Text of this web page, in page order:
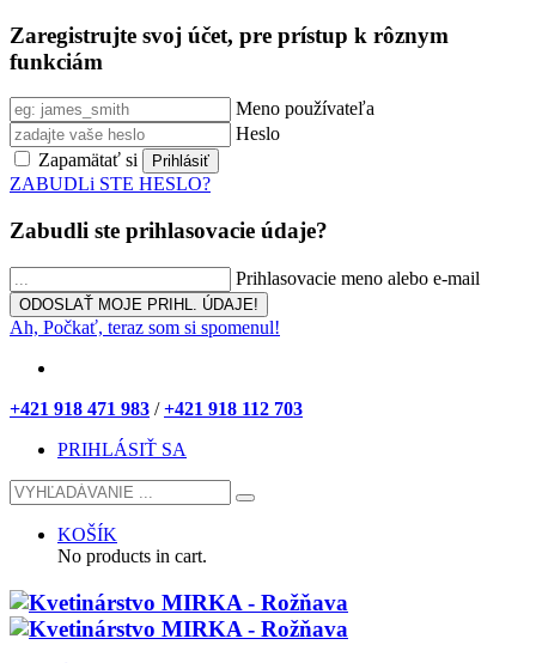
Zaregistrujte svoj účet, pre prístup k rôznym
funkciám
Meno používateľa
Heslo
Zapamätať si
ZABUDLi STE HESLO?
Zabudli ste prihlasovacie údaje?
Prihlasovacie meno alebo e-mail
Ah, Počkať, teraz som si spomenul!
+421 918 471 983 /+421 918 112 703
PRIHLÁSIŤ SA
KOŠÍK
No products in cart.